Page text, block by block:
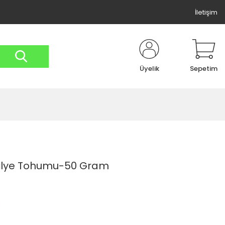
İletişim
Üyelik Sepetim
Tohumu-50 Gram